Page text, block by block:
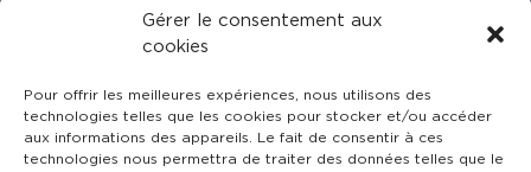
Gérer le consentement aux
cookies
Pour offrir les meilleures expériences, nous utilisons des
technologies telles que les cookies pour stocker et/ou accéder
aux informations des appareils. Le fait de consentir à ces
technologies nous permettra de traiter des données telles que le
TÉLÉCHARGEZ GRATUITEMENT
L’APPLICATION TVBA !